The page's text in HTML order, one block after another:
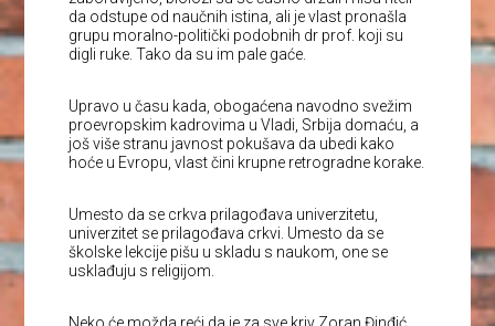
da odstupe od naučnih istina, ali je vlast pronašla
grupu moralno-politički podobnih dr prof. koji su
digli ruke. Tako da su im pale gaće.
Upravo u času kada, obogaćena navodno svežim
proevropskim kadrovima u Vladi, Srbija domaću, a
još više stranu javnost pokušava da ubedi kako
hoće u Evropu, vlast čini krupne retrogradne korake.
Umesto da se crkva prilagođava univerzitetu,
univerzitet se prilagođava crkvi. Umesto da se
školske lekcije pišu u skladu s naukom, one se
usklađuju s religijom.
Neko će možda reći da je za sve kriv Zoran Đinđić